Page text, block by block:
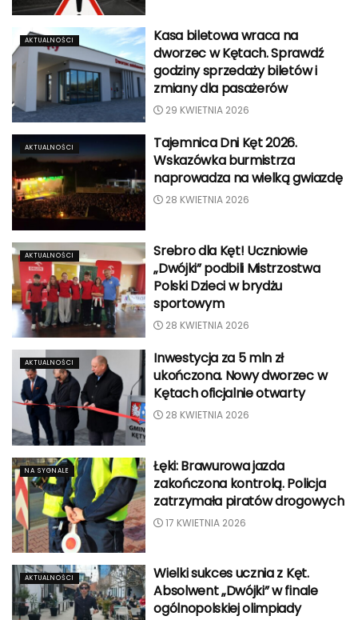
AKTUALNOŚCI
Kasa biletowa wraca na
dworzec w Kętach. Sprawdź
godziny sprzedaży biletów i
zmiany dla pasażerów
29 KWIETNIA 2026
AKTUALNOŚCI
Tajemnica Dni Kęt 2026.
Wskazówka burmistrza
naprowadza na wielką gwiazdę
28 KWIETNIA 2026
AKTUALNOŚCI
Srebro dla Kęt! Uczniowie
„Dwójki” podbili Mistrzostwa
Polski Dzieci w brydżu
sportowym
28 KWIETNIA 2026
AKTUALNOŚCI
Inwestycja za 5 mln zł
ukończona. Nowy dworzec w
Kętach oficjalnie otwarty
28 KWIETNIA 2026
NA SYGNALE
Łęki: Brawurowa jazda
zakończona kontrolą. Policja
zatrzymała piratów drogowych
17 KWIETNIA 2026
AKTUALNOŚCI
Wielki sukces ucznia z Kęt.
Absolwent „Dwójki” w finale
ogólnopolskiej olimpiady